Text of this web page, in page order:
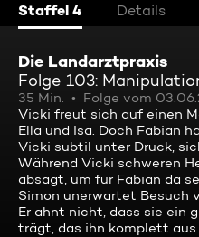
Staffel 4 Details
Die Landarztpraxis
Folge 103:
35 Min. Folge vom
Vicki freut sich auf einen
Ella und Isa. Doch Fabian
Vicki subtil unter Druck,
Während Vicki schweren
absagt, um für Fabian da
Simon unerwartet Besuch
Er ahnt nicht, dass sie ein
trägt, das ihn komplett aus